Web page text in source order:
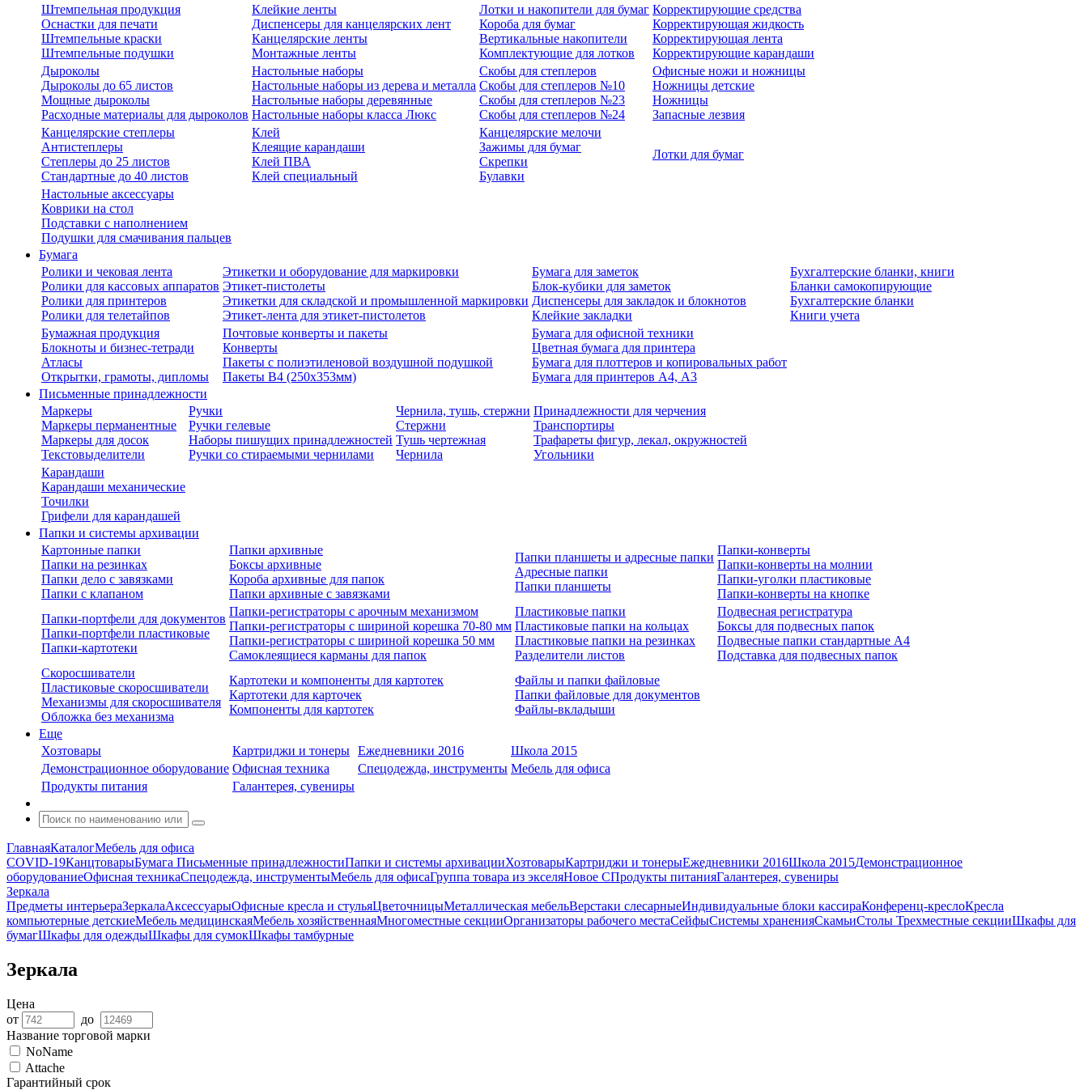
Штемпельная продукция
Оснастки для печати
Штемпельные краски
Штемпельные подушки
Клейкие ленты
Диспенсеры для канцелярских лент
Канцелярские ленты
Монтажные ленты
Лотки и накопители для бумаг
Короба для бумаг
Вертикальные накопители
Комплектующие для лотков
Корректирующие средства
Корректирующая жидкость
Корректирующая лента
Корректирующие карандаши
Дыроколы
Дыроколы до 65 листов
Мощные дыроколы
Расходные материалы для дыроколов
Настольные наборы
Настольные наборы из дерева и металла
Настольные наборы деревянные
Настольные наборы класса Люкс
Скобы для степлеров
Скобы для степлеров №10
Скобы для степлеров №23
Скобы для степлеров №24
Офисные ножи и ножницы
Ножницы детские
Ножницы
Запасные лезвия
Канцелярские степлеры
Антистеплеры
Степлеры до 25 листов
Стандартные до 40 листов
Клей
Клеящие карандаши
Клей ПВА
Клей специальный
Канцелярские мелочи
Зажимы для бумаг
Скрепки
Булавки
Лотки для бумаг
Настольные аксессуары
Коврики на стол
Подставки с наполнением
Подушки для смачивания пальцев
Бумага
Ролики и чековая лента
Ролики для кассовых аппаратов
Ролики для принтеров
Ролики для телетайпов
Этикетки и оборудование для маркировки
Этикет-пистолеты
Этикетки для складской и промышленной маркировки
Этикет-лента для этикет-пистолетов
Бумага для заметок
Блок-кубики для заметок
Диспенсеры для закладок и блокнотов
Клейкие закладки
Бухгалтерские бланки, книги
Бланки самокопирующие
Бухгалтерские бланки
Книги учета
Бумажная продукция
Блокноты и бизнес-тетради
Атласы
Открытки, грамоты, дипломы
Почтовые конверты и пакеты
Конверты
Пакеты с полиэтиленовой воздушной подушкой
Пакеты В4 (250х353мм)
Бумага для офисной техники
Цветная бумага для принтера
Бумага для плоттеров и копировальных работ
Бумага для принтеров А4, А3
Письменные принадлежности
Маркеры
Маркеры перманентные
Маркеры для досок
Текстовыделители
Ручки
Ручки гелевые
Наборы пишущих принадлежностей
Ручки со стираемыми чернилами
Чернила, тушь, стержни
Стержни
Тушь чертежная
Чернила
Принадлежности для черчения
Транспортиры
Трафареты фигур, лекал, окружностей
Угольники
Карандаши
Карандаши механические
Точилки
Грифели для карандашей
Папки и системы архивации
Картонные папки
Папки на резинках
Папки дело с завязками
Папки с клапаном
Папки архивные
Боксы архивные
Короба архивные для папок
Папки архивные с завязками
Папки планшеты и адресные папки
Адресные папки
Папки планшеты
Папки-конверты
Папки-конверты на молнии
Папки-уголки пластиковые
Папки-конверты на кнопке
Папки-портфели для документов
Папки-портфели пластиковые
Папки-картотеки
Папки-регистраторы с арочным механизмом
Папки-регистраторы с шириной корешка 70-80 мм
Папки-регистраторы с шириной корешка 50 мм
Самоклеящиеся карманы для папок
Пластиковые папки
Пластиковые папки на кольцах
Пластиковые папки на резинках
Разделители листов
Подвесная регистратура
Боксы для подвесных папок
Подвесные папки стандартные А4
Подставка для подвесных папок
Скоросшиватели
Пластиковые скоросшиватели
Механизмы для скоросшивателя
Обложка без механизма
Картотеки и компоненты для картотек
Картотеки для карточек
Компоненты для картотек
Файлы и папки файловые
Папки файловые для документов
Файлы-вкладыши
Еще
Хозтовары
Картриджи и тонеры Ежедневники 2016
Школа 2015
Демонстрационное оборудование Офисная техника Спецодежда, инструменты Мебель для офиса
Продукты питания
Галантерея, сувениры
ГлавнаяКаталогМебель для офиса
COVID-19КанцтоварыБумага Письменные принадлежностиПапки и системы архивацииХозтоварыКартриджи и тонерыЕжедневники 2016Школа 2015Демонстрационное
оборудованиеОфисная техникаСпецодежда, инструментыМебель для офисаГруппа товара из экселяНовое СПродукты питанияГалантерея, сувениры
Зеркала
Предметы интерьераЗеркалаАксессуарыОфисные кресла и стульяЦветочницыМеталлическая мебельВерстаки слесарныеИндивидуальные блоки кассираКонференц-креслоКресла
компьютерные детскиеМебель медицинскаяМебель хозяйственнаяМногоместные секцииОрганизаторы рабочего местаСейфыСистемы храненияСкамьиСтолы Трехместные секцииШкафы для
бумагШкафы для одеждыШкафы для сумокШкафы тамбурные
Зеркала
Цена
от
до
Название торговой марки
NoName
Attache
Гарантийный срок